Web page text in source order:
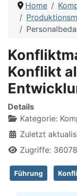
Home
Konflikt
Details
Kategorie:
Zuletzt
Zugriffe: 36078
Führung